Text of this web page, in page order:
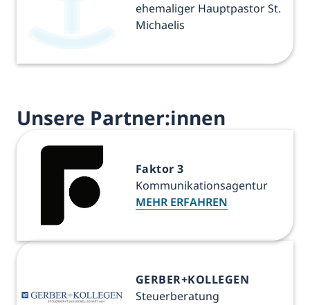
ehemaliger Hauptpastor St.
Michaelis
Unsere Partner:innen
Faktor 3
Kommunikationsagentur
MEHR ERFAHREN
GERBER+KOLLEGEN
Steuerberatung